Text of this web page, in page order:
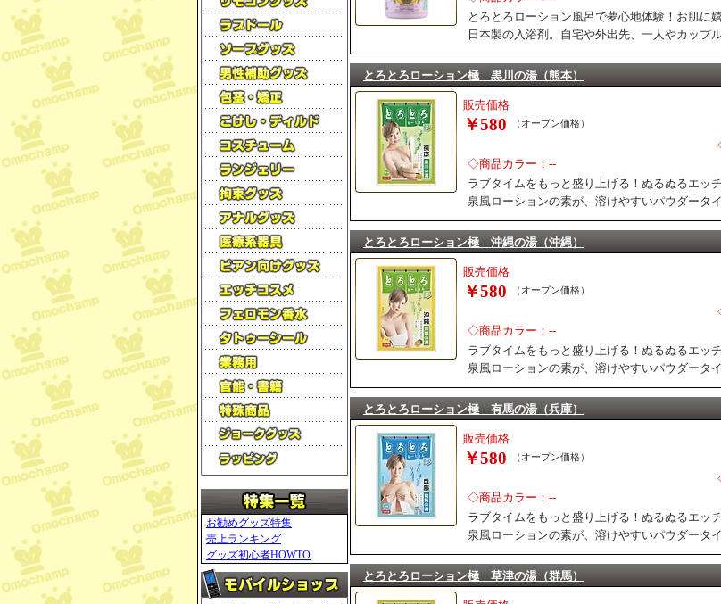
お勧めグッズ特集
売上ランキング
グッズ初心者HOWTO
とろとろローション風呂で夢心地体験！お肌に
日本製の入浴剤。自宅や外出先、一人やカップ
とろとろローション極 黒川の湯（熊本）
販売価格
￥580 （オープン価格）
◇商品カラー：--
ラブタイムをもっと盛り上げる！ぬるぬるエッ
泉風ローションの素が、溶けやすいパウダータ
とろとろローション極 沖縄の湯（沖縄）
販売価格
￥580 （オープン価格）
◇商品カラー：--
ラブタイムをもっと盛り上げる！ぬるぬるエッ
泉風ローションの素が、溶けやすいパウダータ
とろとろローション極 有馬の湯（兵庫）
販売価格
￥580 （オープン価格）
◇商品カラー：--
ラブタイムをもっと盛り上げる！ぬるぬるエッ
泉風ローションの素が、溶けやすいパウダータ
とろとろローション極 草津の湯（群馬）